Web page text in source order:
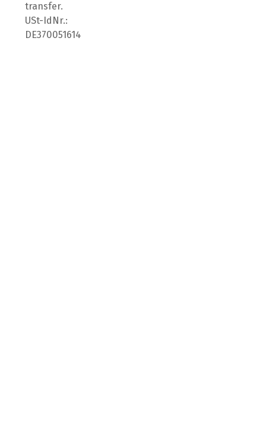
transfer.
USt-IdNr.:
DE370051614